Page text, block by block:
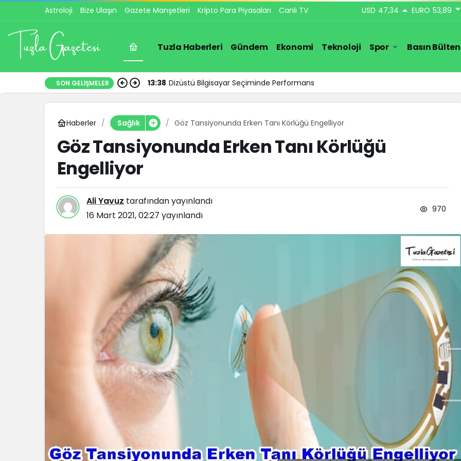
Astroloji Bize Ulaşın Gazete Manşetleri Kripto Para Piyasaları Canlı TV USD 47,34 EURO 53,89
Tuzla Haberleri Gündem Ekonomi Teknoloji Spor Basın
SON GELIŞMELER
Haberler Sağlık Göz Tansiyonunda Erken Tanı Körlüğü Engelliyor
Göz Tansiyonunda Erken Tanı Körlüğü
Engelliyor
Ali Yavuz tarafından yayınlandı
16 Mart 2021, 02:27 yayınlandı
970
Blog
Dizüstü Bilgisayar
Seçiminde Performans
İstanbul Anadolu Yakası